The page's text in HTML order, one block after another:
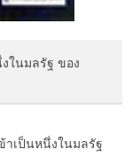
ในมลรัฐ ของ
าเป็นหนึ่งในมลรัฐ